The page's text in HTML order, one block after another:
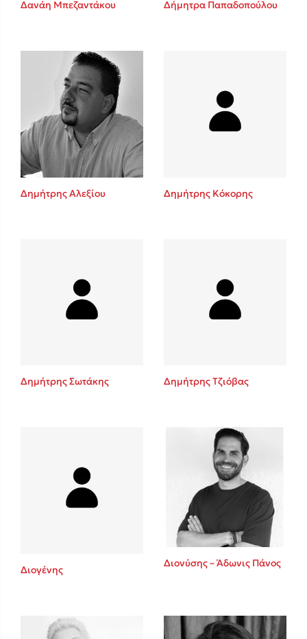
Sebastian Fitzek
Playlist
Ιωάννης Γλωσσόπουλος
Ένας γίγαντας στο σχολείο
Δανάη Μπεζαντάκου Δήμητρα Παπαδοπούλου
Δημήτρης Αλεξίου Δημήτρης Κόκορης
Δημήτρης Σωτάκης Δημήτρης Τζιόβας
Διογένης
Διονύσης – Άδωνις Πάνος